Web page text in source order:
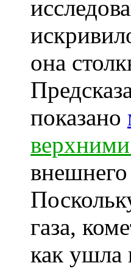
она
показано
внешнего
газа,
как ушла